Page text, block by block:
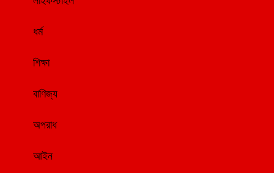
ধর্ম
শিক্ষা
বাণিজ্য
অপরাধ
আইন